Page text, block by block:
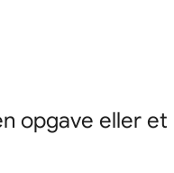
opgave eller et